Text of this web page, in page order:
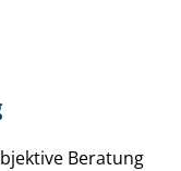
Beratung